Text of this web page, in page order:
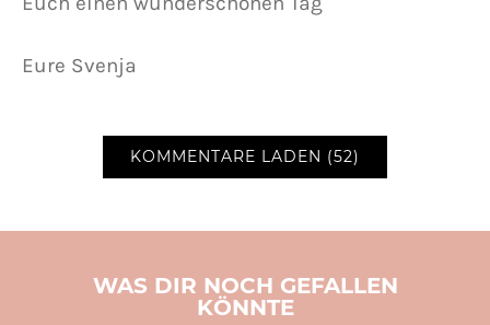
Eure Svenja
KOMMENTARE LADEN (52)
WAS DIR NOCH GEFALLEN
KÖNNTE